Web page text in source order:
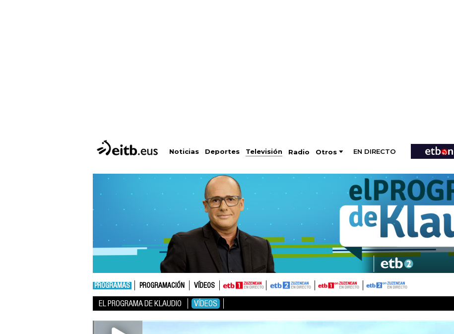
Noticias Deportes Televisión Radio Otros EN DIRECTO
PROGRAMAS PROGRAMACIÓN VÍDEOS
EL PROGRAMA DE KLAUDIO VÍDEOS